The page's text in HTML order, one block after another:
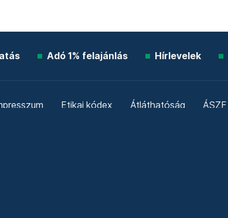
Adó 1% felajánlás Hírlevelek
Etikai kódex Átláthatóság ÁSZF